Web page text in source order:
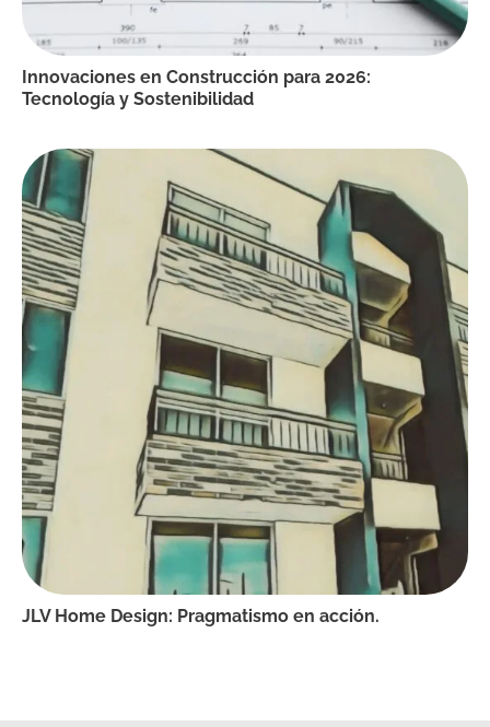
Innovaciones en Construcción para 2026:
Tecnología y Sostenibilidad
JLV Home Design: Pragmatismo en acción.